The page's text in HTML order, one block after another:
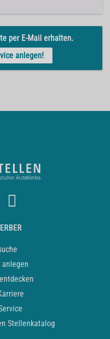
per E-Mail erhalten.
anlegen!
Stellenkatalog